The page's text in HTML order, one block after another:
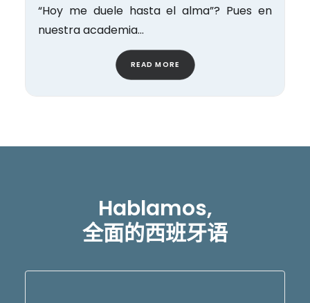
“Hoy me duele hasta el alma”? Pues en
nuestra academia…
READ MORE
Hablamos,
全面的西班牙语